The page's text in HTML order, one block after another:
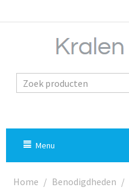
Menu
Home / Benodigdheden /